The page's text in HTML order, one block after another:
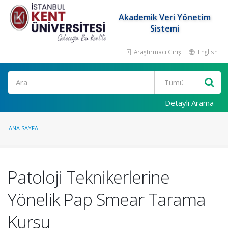
Akademik Veri Yönetim
Sistemi
Araştırmacı Girişi English
Ara
Detaylı Arama
ANA SAYFA
Patoloji Teknikerlerine
Yönelik Pap Smear Tarama
Kursu